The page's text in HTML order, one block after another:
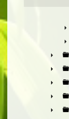
►
►
►
►
►
►